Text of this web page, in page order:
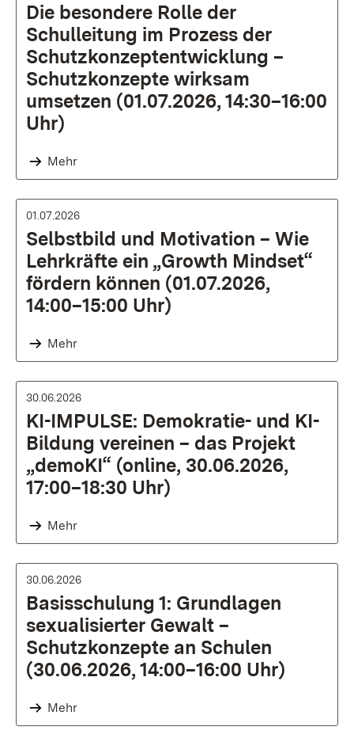
Die besondere Rolle der
Schulleitung im Prozess der
Schutzkonzeptentwicklung –
Schutzkonzepte wirksam
umsetzen (01.07.2026, 14:30–16:00
Uhr)
Mehr
01.07.2026
Selbstbild und Motivation – Wie
Lehrkräfte ein „Growth Mindset“
fördern können (01.07.2026,
14:00–15:00 Uhr)
Mehr
30.06.2026
KI-IMPULSE: Demokratie- und KI-
Bildung vereinen – das Projekt
„demoKI“ (online, 30.06.2026,
17:00–18:30 Uhr)
Mehr
30.06.2026
Basisschulung 1: Grundlagen
sexualisierter Gewalt –
Schutzkonzepte an Schulen
(30.06.2026, 14:00–16:00 Uhr)
Mehr